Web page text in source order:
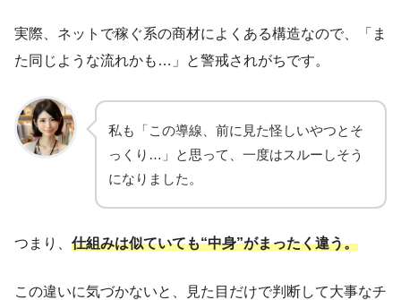
実際、ネットで稼ぐ系の商材によくある構造なので、「ま
た同じような流れかも…」と警戒されがちです。
私も「この導線、前に見た怪しいやつとそ
っくり…」と思って、一度はスルーしそう
になりました。
つまり、 仕組みは似ていても“中身”がまったく違う。
この違いに気づかないと、見た目だけで判断して大事なチ